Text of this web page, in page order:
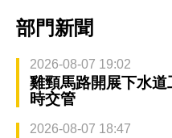
部門新聞
2026-08-07 19:02
雞頸馬路開展下水
時交管
2026-08-07 18:47